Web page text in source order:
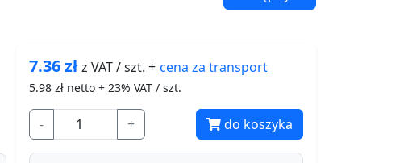
7.36złz VAT / szt. + cena za transport
5.98 zł netto + 23% VAT / szt.
- + do koszyka